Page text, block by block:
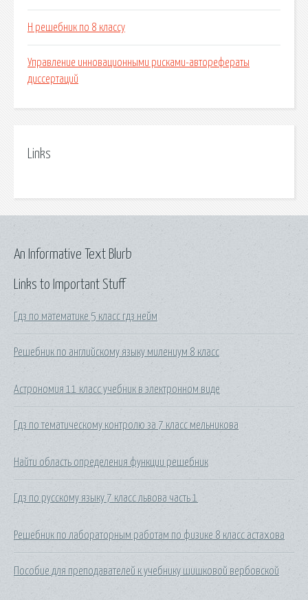
H решебник по 8 классу
Управление инновационными рисками-авторефераты
диссертаций
Links
Links to Important Stuff
Гдз по математике 5 класс гдз нейм
Решебник по английскому языку милениум 8 класс
Астрономия 11 класс учебник в электронном виде
Гдз по тематическому контролю за 7 класс мельникова
Найти область определения функции решебник
Гдз по русскому языку 7 класс львова часть 1
Решебник по лабораторным работам по физике 8 класс астахова
Пособие для преподавателей к учебнику шишковой вербовской
An Informative Text Blurb